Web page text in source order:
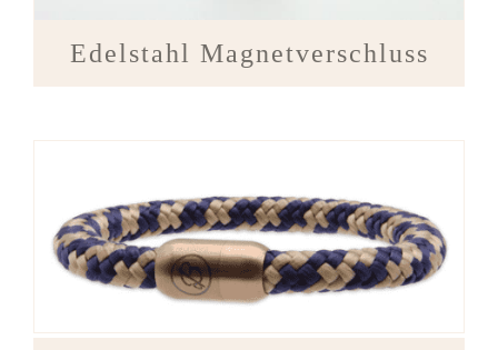
Edelstahl Magnetverschluss